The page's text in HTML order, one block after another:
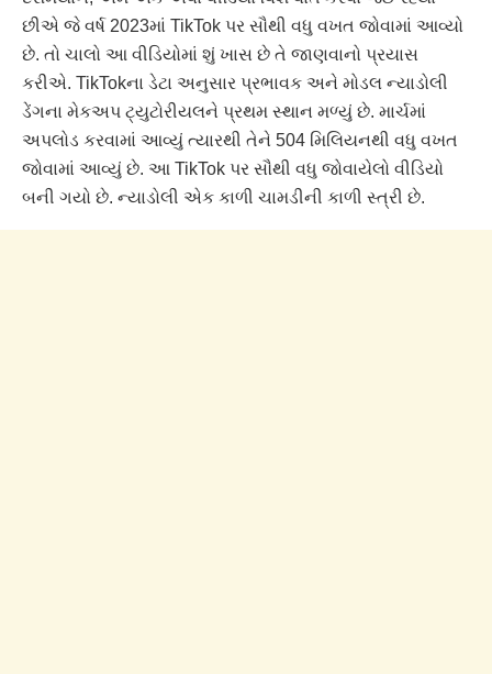
છીએ જે વર્ષ 2023માં TikTok પર સૌથી વધુ વખત જોવામાં આવ્યો
છે. તો ચાલો આ વીડિયોમાં શું ખાસ છે તે જાણવાનો પ્રયાસ
કરીએ. TikTokના ડેટા અનુસાર પ્રભાવક અને મોડલ ન્યાડોલી
ડેંગના મેકઅપ ટ્યુટોરીયલને પ્રથમ સ્થાન મળ્યું છે. માર્ચમાં
અપલોડ કરવામાં આવ્યું ત્યારથી તેને 504 મિલિયનથી વધુ વખત
જોવામાં આવ્યું છે. આ TikTok પર સૌથી વધુ જોવાયેલો વીડિયો
બની ગયો છે. ન્યાડોલી એક કાળી ચામડીની કાળી સ્ત્રી છે.